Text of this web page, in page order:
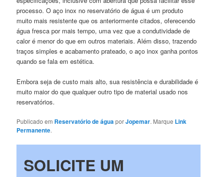
processo. O aço inox no reservatório de água é um produto
muito mais resistente que os anteriormente citados, oferecendo
água fresca por mais tempo, uma vez que a condutividade de
calor é menor do que em outros materiais. Além disso, trazendo
traços simples e acabamento prateado, o aço inox ganha pontos
quando se fala em estética.
Embora seja de custo mais alto, sua resistência e durabilidade é
muito maior do que qualquer outro tipo de material usado nos
reservatórios.
Publicado em Reservatório de águaporJopemar. Marque Link
Permanente.
SOLICITE UM